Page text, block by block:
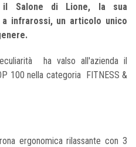
il Salone di Lione, la sua
a infrarossi, un articolo unico
ha valso all'azienda il
100 nella categoria FITNESS &
ergonomica rilassante con 3